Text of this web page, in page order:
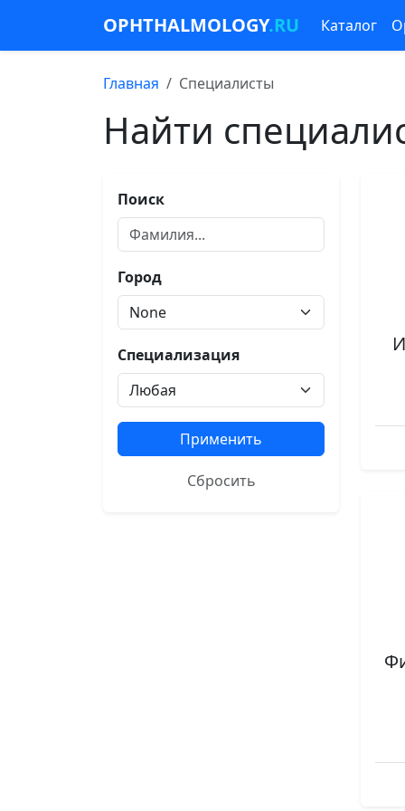
OPHTHALMOLOGY.RU Каталог
Главная Специалисты
Найти
Поиск
Город
Специализация
Применить
Сбросить